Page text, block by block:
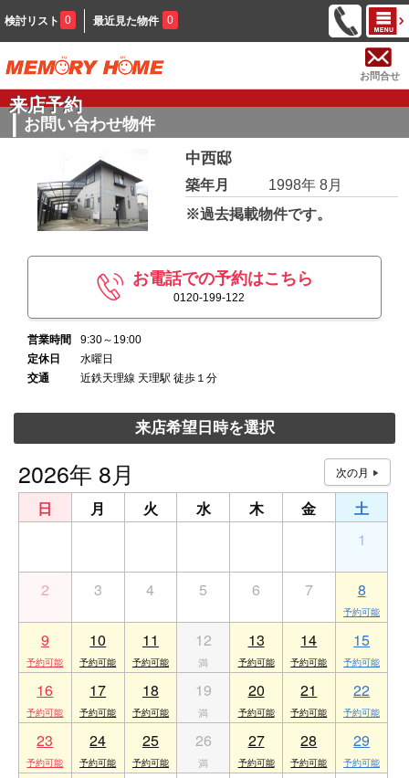
検討リスト 0 最近見た物件 0
お問合せ
来店予約
お問い合わせ物件
中西邸
築年月
1998年 8月
※過去掲載物件です。
お電話での予約はこちら
0120-199-122
営業時間
9:30～19:00
定休日
水曜日
交通
近鉄天理線 天理駅 徒歩１分
来店希望日時を選択
2026年 8月
日 月 火 水 木 金
土
1
2 3 4 5 6 7 8
9 10 11 12 13 14 15
16 17 18 19 20 21 22
23 24 25 26 27 28 29